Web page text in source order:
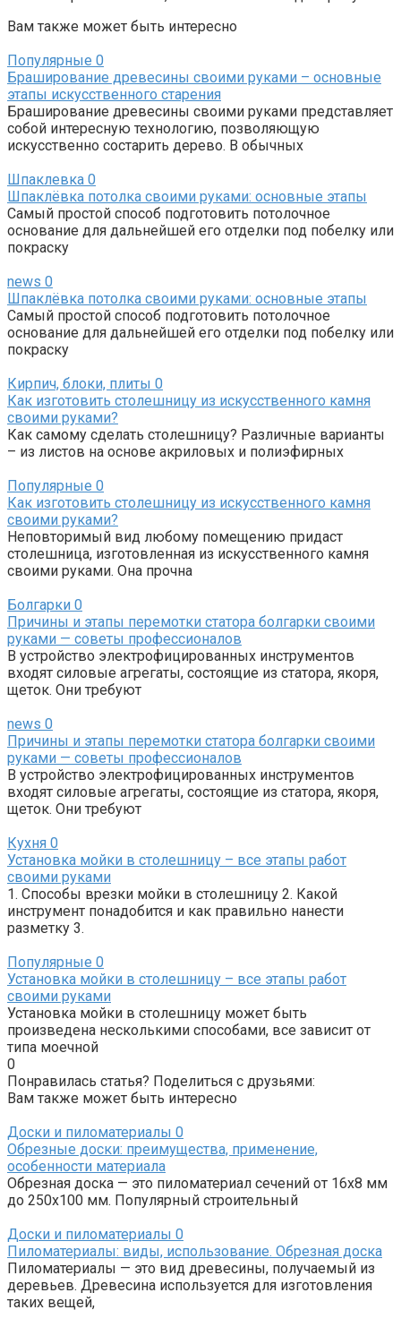
Вам также может быть интересно
Популярные 0
Браширование древесины своими руками – основные
этапы искусственного старения
Браширование древесины своими руками представляет
собой интересную технологию, позволяющую
искусственно состарить дерево. В обычных
Шпаклевка 0
Шпаклёвка потолка своими руками: основные этапы
Самый простой способ подготовить потолочное
основание для дальнейшей его отделки под побелку или
покраску
news 0
Шпаклёвка потолка своими руками: основные этапы
Самый простой способ подготовить потолочное
основание для дальнейшей его отделки под побелку или
покраску
Кирпич, блоки, плиты 0
Как изготовить столешницу из искусственного камня
своими руками?
Как самому сделать столешницу? Различные варианты
– из листов на основе акриловых и полиэфирных
Популярные 0
Как изготовить столешницу из искусственного камня
своими руками?
Неповторимый вид любому помещению придаст
столешница, изготовленная из искусственного камня
своими руками. Она прочна
Болгарки 0
Причины и этапы перемотки статора болгарки своими
руками — советы профессионалов
В устройство электрофицированных инструментов
входят силовые агрегаты, состоящие из статора, якоря,
щеток. Они требуют
news 0
Причины и этапы перемотки статора болгарки своими
руками — советы профессионалов
В устройство электрофицированных инструментов
входят силовые агрегаты, состоящие из статора, якоря,
щеток. Они требуют
Кухня 0
Установка мойки в столешницу – все этапы работ
своими руками
1. Способы врезки мойки в столешницу 2. Какой
инструмент понадобится и как правильно нанести
разметку 3.
Популярные 0
Установка мойки в столешницу – все этапы работ
своими руками
Установка мойки в столешницу может быть
произведена несколькими способами, все зависит от
типа моечной
0
Понравилась статья? Поделиться с друзьями:
Вам также может быть интересно
Доски и пиломатериалы 0
Обрезные доски: преимущества, применение,
особенности материала
Обрезная доска — это пиломатериал сечений от 16х8 мм
до 250х100 мм. Популярный строительный
Доски и пиломатериалы 0
Пиломатериалы: виды, использование. Обрезная доска
Пиломатериалы — это вид древесины, получаемый из
деревьев. Древесина используется для изготовления
таких вещей,